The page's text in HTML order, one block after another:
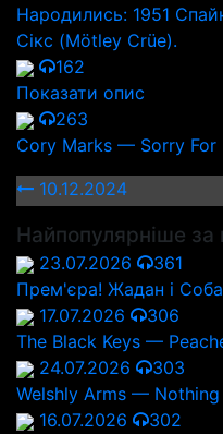
Народились: 1951
Сікс (Mötley Crüe).
162
Показати опис
263
Cory Marks — Sorry For
10.12.2024
Найпопулярніше за
23.07.2026
361
Прем'єра! Жадан і
17.07.2026
306
The Black Keys —
24.07.2026
303
Welshly Arms —
16.07.2026
302